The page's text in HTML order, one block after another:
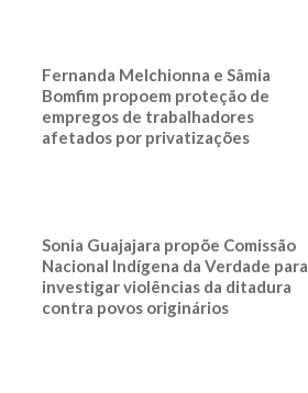
Fernanda Melchionna e Sâmia
Bomfim propoem proteção de
empregos de trabalhadores
afetados por privatizações
Sonia Guajajara propõe Comissão
Nacional Indígena da Verdade para
investigar violências da ditadura
contra povos originários